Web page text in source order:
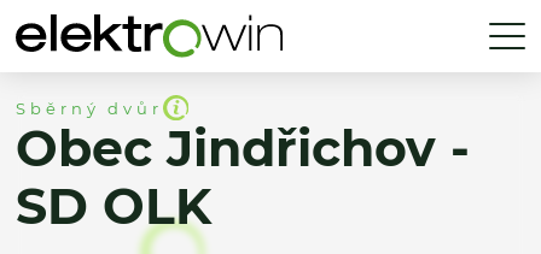
Sběrný dvůr
Obec Jindřichov -
SD OLK